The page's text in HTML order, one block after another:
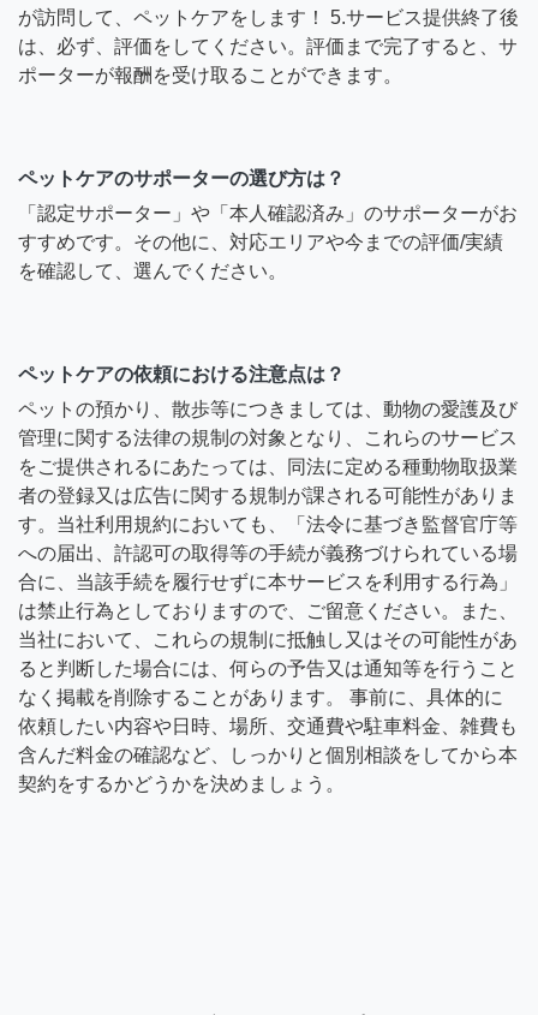
が訪問して、ペットケアをします！ 5.サービス提供終了後
は、必ず、評価をしてください。評価まで完了すると、サ
ポーターが報酬を受け取ることができます。
ペットケアのサポーターの選び方は？
「認定サポーター」や「本人確認済み」のサポーターがお
すすめです。その他に、対応エリアや今までの評価/実績
を確認して、選んでください。
ペットケアの依頼における注意点は？
ペットの預かり、散歩等につきましては、動物の愛護及び
管理に関する法律の規制の対象となり、これらのサービス
をご提供されるにあたっては、同法に定める種動物取扱業
者の登録又は広告に関する規制が課される可能性がありま
す。当社利用規約においても、「法令に基づき監督官庁等
への届出、許認可の取得等の手続が義務づけられている場
合に、当該手続を履行せずに本サービスを利用する行為」
は禁止行為としておりますので、ご留意ください。また、
当社において、これらの規制に抵触し又はその可能性があ
ると判断した場合には、何らの予告又は通知等を行うこと
なく掲載を削除することがあります。 事前に、具体的に
依頼したい内容や日時、場所、交通費や駐車料金、雑費も
含んだ料金の確認など、しっかりと個別相談をしてから本
契約をするかどうかを決めましょう。